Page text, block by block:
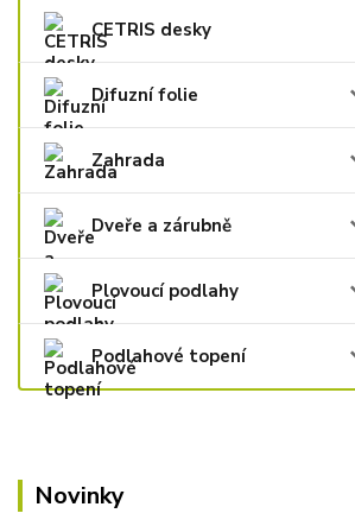
CETRIS desky
Difuzní folie
Zahrada
Dveře a zárubně
Plovoucí podlahy
Podlahové topení
Novinky